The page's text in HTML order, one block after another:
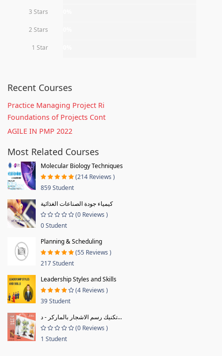
3 Stars
2 Stars
1 Star
Recent Courses
Practice Managing Project Ri
Foundations of Projects Cont
AGILE IN PMP 2022
Most Related Courses
Molecular Biology Techniques
(214 Reviews )
859 Student
كيمياء جودة الصناعات الغذائية
(0 Reviews )
0 Student
Planning & Scheduling
(55 Reviews )
217 Student
Leadership Styles and Skills
(4 Reviews )
39 Student
تكنيك رسم الاشجار بالماركر - د...
(0 Reviews )
1 Student